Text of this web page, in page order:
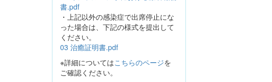
書.pdf
・上記以外の感染症で出席停止にな
った場合は、下記の様式を提出して
ください。
03 治癒証明書.pdf
※詳細についてはこちらのページを
ご確認ください。